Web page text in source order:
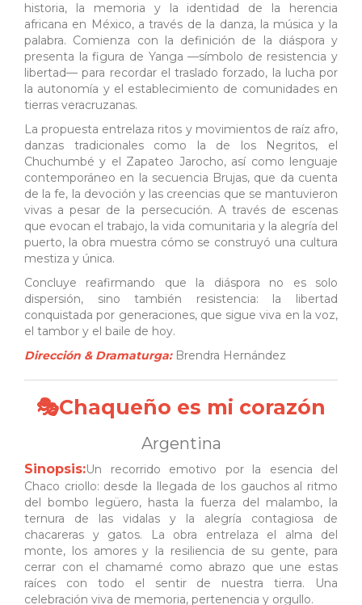
historia, la memoria y la identidad de la herencia
africana en México, a través de la danza, la música y la
palabra. Comienza con la definición de la diáspora y
presenta la figura de Yanga —símbolo de resistencia y
libertad— para recordar el traslado forzado, la lucha por
la autonomía y el establecimiento de comunidades en
tierras veracruzanas.
La propuesta entrelaza ritos y movimientos de raíz afro,
danzas tradicionales como la de los Negritos, el
Chuchumbé y el Zapateo Jarocho, así como lenguaje
contemporáneo en la secuencia Brujas, que da cuenta
de la fe, la devoción y las creencias que se mantuvieron
vivas a pesar de la persecución. A través de escenas
que evocan el trabajo, la vida comunitaria y la alegría del
puerto, la obra muestra cómo se construyó una cultura
mestiza y única.
Concluye reafirmando que la diáspora no es solo
dispersión, sino también resistencia: la libertad
conquistada por generaciones, que sigue viva en la voz,
el tambor y el baile de hoy.
Dirección & Dramaturga:Brendra Hernández
🎭Chaqueño es mi corazón
Argentina
Sinopsis:Un recorrido emotivo por la esencia del
Chaco criollo: desde la llegada de los gauchos al ritmo
del bombo legüero, hasta la fuerza del malambo, la
ternura de las vidalas y la alegría contagiosa de
chacareras y gatos. La obra entrelaza el alma del
monte, los amores y la resiliencia de su gente, para
cerrar con el chamamé como abrazo que une estas
raíces con todo el sentir de nuestra tierra. Una
celebración viva de memoria, pertenencia y orgullo.